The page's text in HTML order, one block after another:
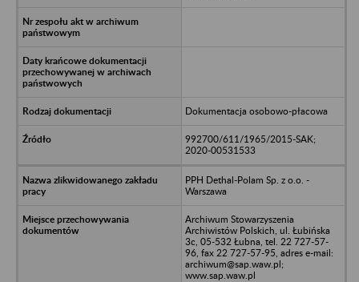
Dokumentacja osobowo-płacowa
992700/611/1965/2015-SAK;
2020-00531533
PPH Dethal-Polam Sp. z o.o. -
Warszawa
Archiwum Stowarzyszenia
Archiwistów Polskich, ul. Łubińska
3c, 05-532 Łubna, tel. 22 727-57-
96, fax 22 727-57-95, adres e-mail:
archiwum@sap.waw.pl;
www.sap.waw.pl